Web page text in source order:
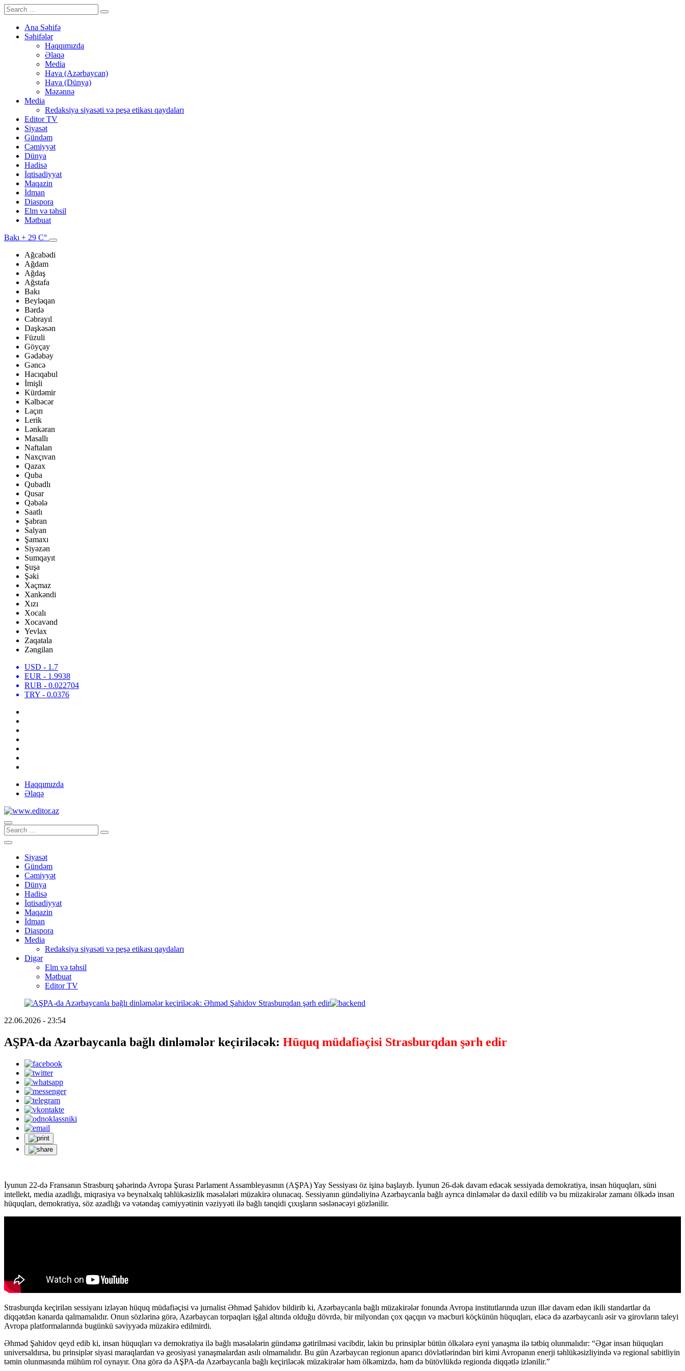
Ana Səhifə
Səhifələr
Haqqımızda
Əlaqə
Media
Hava (Azərbaycan)
Hava (Dünya)
Məzənnə
Media
Redaksiya siyasəti və peşə etikası qaydaları
Editor TV
Siyasət
Gündəm
Cəmiyyət
Dünya
Hadisə
İqtisadiyyat
Maqazin
İdman
Diaspora
Elm və təhsil
Mətbuat
Bakı + 29 C°
Ağcabədi
Ağdam
Ağdaş
Ağstafa
Bakı
Beyləqan
Bərdə
Cəbrayıl
Daşkəsən
Füzuli
Göyçay
Gədəbəy
Gəncə
Hacıqabul
İmişli
Kürdəmir
Kəlbəcər
Laçın
Lerik
Lənkəran
Masallı
Naftalan
Naxçıvan
Qazax
Quba
Qubadlı
Qusar
Qəbələ
Saatlı
Şabran
Salyan
Şamaxı
Siyəzən
Sumqayıt
Şuşa
Şəki
Xaçmaz
Xankəndi
Xızı
Xocalı
Xocavənd
Yevlax
Zaqatala
Zəngilan
USD - 1.7
EUR - 1.9938
RUB - 0.022704
TRY - 0.0376
Haqqımızda
Əlaqə
Siyasət
Gündəm
Cəmiyyət
Dünya
Hadisə
İqtisadiyyat
Maqazin
İdman
Diaspora
Media
Redaksiya siyasəti və peşə etikası qaydaları
Digər
Elm və təhsil
Mətbuat
Editor TV
22.06.2026 - 23:54
AŞPA-da Azərbaycanla bağlı dinləmələr keçiriləcək: Hüquq müdafiəçisi Strasburqdan şərh edir
İyunun 22-də Fransanın Strasburq şəhərində Avropa Şurası Parlament Assambleyasının (AŞPA) Yay Sessiyası öz işinə başlayıb. İyunun 26-dək davam edəcək sessiyada demokratiya, insan hüquqları, süni
intellekt, media azadlığı, miqrasiya və beynəlxalq təhlükəsizlik məsələləri müzakirə olunacaq. Sessiyanın gündəliyinə Azərbaycanla bağlı ayrıca dinləmələr də daxil edilib və bu müzakirələr zamanı ölkədə insan
hüquqları, demokratiya, söz azadlığı və vətəndaş cəmiyyətinin vəziyyəti ilə bağlı tənqidi çıxışların səslənəcəyi gözlənilir.
Strasburqda keçirilən sessiyanı izləyən hüquq müdafiəçisi və jurnalist Əhməd Şahidov bildirib ki, Azərbaycanla bağlı müzakirələr fonunda Avropa institutlarında uzun illər davam edən ikili standartlar da
diqqətdən kənarda qalmamalıdır. Onun sözlərinə görə, Azərbaycan torpaqları işğal altında olduğu dövrdə, bir milyondan çox qaçqın və məcburi köçkünün hüquqları, eləcə də azərbaycanlı əsir və girovların taleyi
Avropa platformalarında bugünkü səviyyədə müzakirə edilmirdi.
Əhməd Şahidov qeyd edib ki, insan hüquqları və demokratiya ilə bağlı məsələlərin gündəmə gətirilməsi vacibdir, lakin bu prinsiplər bütün ölkələrə eyni yanaşma ilə tətbiq olunmalıdır: “Əgər insan hüquqları
universaldırsa, bu prinsiplər siyasi maraqlardan və geosiyasi yanaşmalardan asılı olmamalıdır. Bu gün Azərbaycan regionun aparıcı dövlətlərindən biri kimi Avropanın enerji təhlükəsizliyində və regional sabitliyin
təmin olunmasında mühüm rol oynayır. Ona görə də AŞPA-da Azərbaycanla bağlı keçiriləcək müzakirələr həm ölkəmizdə, həm də bütövlükdə regionda diqqətlə izlənilir.”